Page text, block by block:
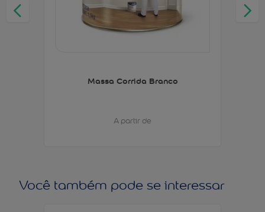
Massa Corrida Branco
A partir de
Você também pode se interessar